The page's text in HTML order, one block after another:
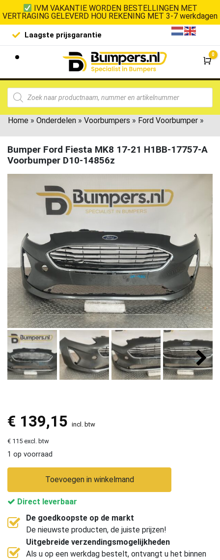
IVM VAKANTIE WORDEN BESTELLINGEN MET
VERTRAGING GELEVERD HOU REKENING MET 3-7 werkdagen
Laagste prijsgarantie De
0
Home » Onderdelen » Voorbumpers » Ford Voorbumper »
Bumper Ford Fiesta MK8 17-21 H1BB-17757-A
Voorbumper D10-14856z
€ 139,15 incl. btw
€ 115 excl. btw
1 op voorraad
Toevoegen in winkelmand
Direct leverbaar
De goedkoopste op de markt
De nieuwste producten, de juiste prijzen!
Uitgebreide verzendingsmogelijkheden
Als u op een werkdag bestelt, ontvangt u het binnen